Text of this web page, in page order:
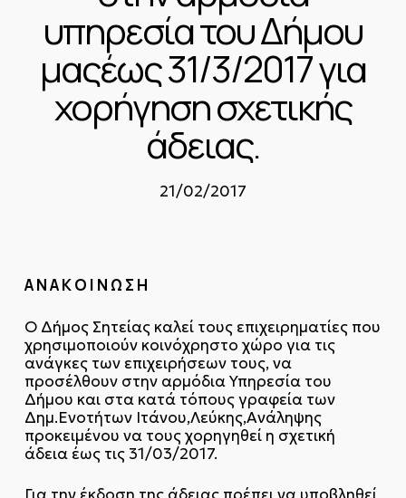
υπηρεσία του Δήμου
μαςέως 31/3/2017 για
χορήγηση σχετικής
άδειας.
21/02/2017
Α Ν Α Κ Ο Ι Ν Ω Σ Η
Ο Δήμος Σητείας καλεί τους επιχειρηματίες που
χρησιμοποιούν κοινόχρηστο χώρο για τις
ανάγκες των επιχειρήσεων τους, να
προσέλθουν στην αρμόδια Υπηρεσία του
Δήμου και στα κατά τόπους γραφεία των
Δημ.Ενοτήτων Ιτάνου,Λεύκης,Ανάληψης
προκειμένου να τους χορηγηθεί η σχετική
άδεια έως τις 31/03/2017.